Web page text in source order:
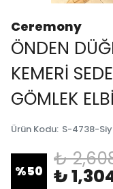
Ceremony
ÖNDEN
KEMERİ
GÖMLEK
Ürün Kodu: S-4738-
%50
₺
₺